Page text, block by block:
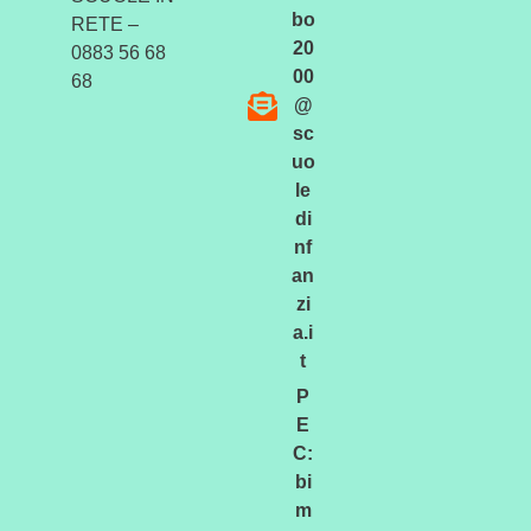
RETE –
0883 56 68
68
bo
20
00
@
sc
uo
le
di
nf
an
zi
a.i
t
P
E
C:
bi
m